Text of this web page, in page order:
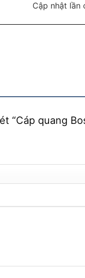
Cập nhật lần
“Cáp quang